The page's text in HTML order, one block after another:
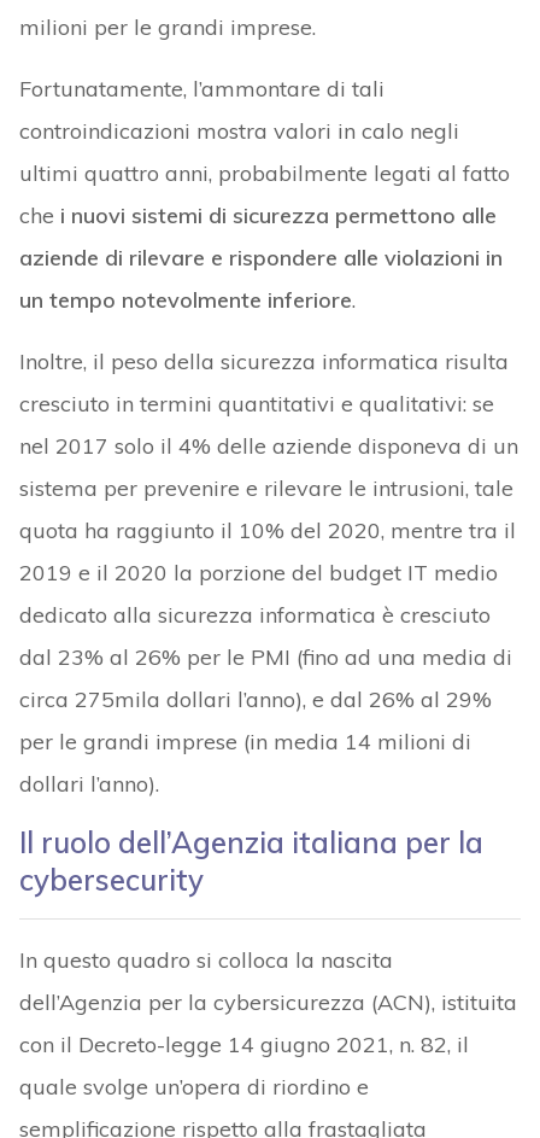
milioni per le grandi imprese.
Fortunatamente, l’ammontare di tali
controindicazioni mostra valori in calo negli
ultimi quattro anni, probabilmente legati al fatto
che i nuovi sistemi di sicurezza permettono alle
aziende di rilevare e rispondere alle violazioni in
un tempo notevolmente inferiore.
Inoltre, il peso della sicurezza informatica risulta
cresciuto in termini quantitativi e qualitativi: se
nel 2017 solo il 4% delle aziende disponeva di un
sistema per prevenire e rilevare le intrusioni, tale
quota ha raggiunto il 10% del 2020, mentre tra il
2019 e il 2020 la porzione del budget IT medio
dedicato alla sicurezza informatica è cresciuto
dal 23% al 26% per le PMI (fino ad una media di
circa 275mila dollari l’anno), e dal 26% al 29%
per le grandi imprese (in media 14 milioni di
dollari l’anno).
Il ruolo dell’Agenzia italiana per la
cybersecurity
In questo quadro si colloca la nascita
dell’Agenzia per la cybersicurezza (ACN), istituita
con il Decreto-legge 14 giugno 2021, n. 82, il
quale svolge un’opera di riordino e
semplificazione rispetto alla frastagliata